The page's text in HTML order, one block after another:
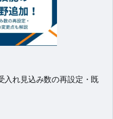
入れ見込み数の再設定・既